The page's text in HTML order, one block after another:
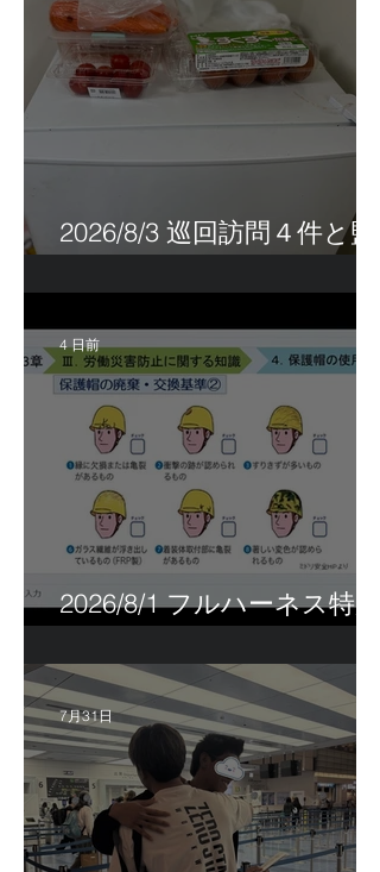
2026/8/3 巡回訪問４件と監
2026/8/1 フルハーネス特別
4 日前
7月31日